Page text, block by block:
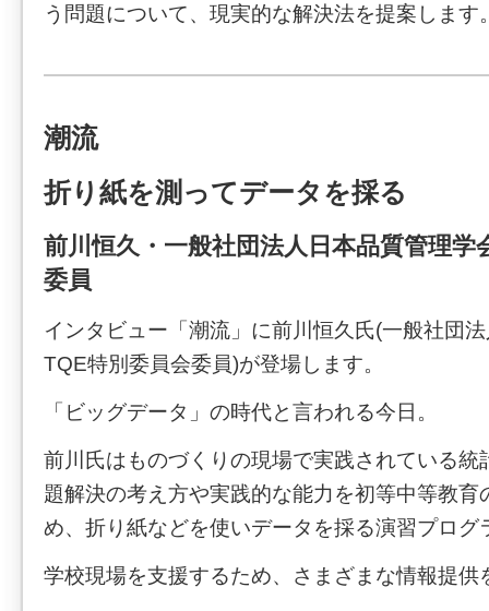
う問題について、現実的な解決法を提案します
潮流
折り紙を測ってデータを採る
前川恒久・一般社団法人日本品質管理学
委員
インタビュー「潮流」に前川恒久氏(一般社団
TQE特別委員会委員)が登場します。
「ビッグデータ」の時代と言われる今日。
前川氏はものづくりの現場で実践されている統
題解決の考え方や実践的な能力を初等中等教育
め、折り紙などを使いデータを採る演習プログ
学校現場を支援するため、さまざまな情報提供